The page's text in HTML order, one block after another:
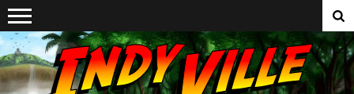
Suoraan sisältöön